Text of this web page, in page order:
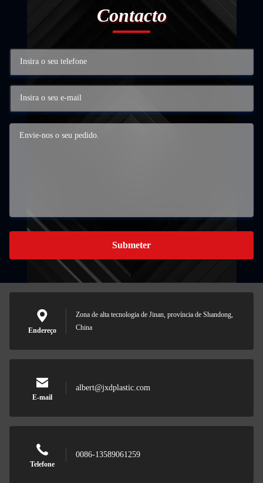
Contacto
Submeter
Endereço
Zona de alta tecnologia de Jinan, província de Shandong,
China
E-mail
albert@jxdplastic.com
Telefone
0086-13589061259